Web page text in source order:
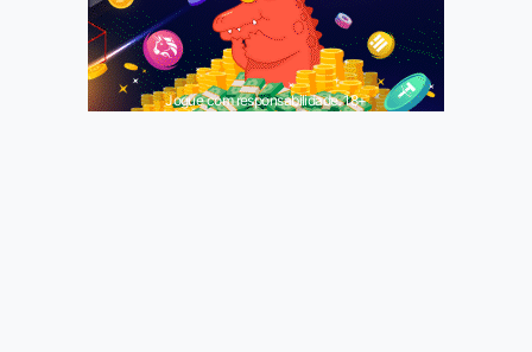
Jogue com responsabilidade. 18+